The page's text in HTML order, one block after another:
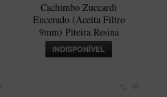
Cachimbo Zuccardi
Encerado (Aceita Filtro
9mm) Piteira Resina
INDISPONÍVEL